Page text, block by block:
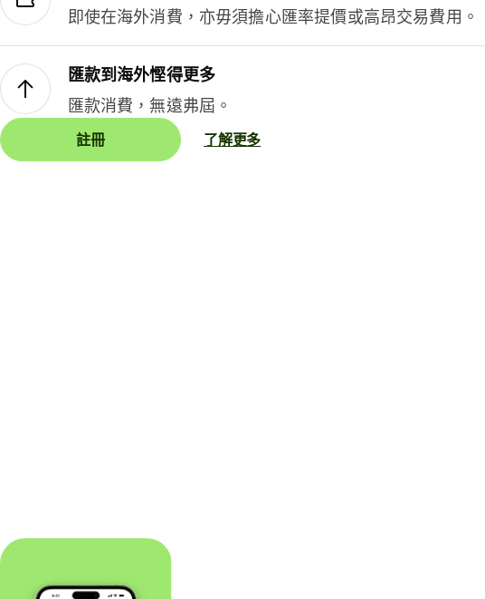
即使在海外消費，亦毋須擔心匯率提價或高昂交易費用。
匯款到海外慳得更多
匯款消費，無遠弗屆。
註冊 了解更多